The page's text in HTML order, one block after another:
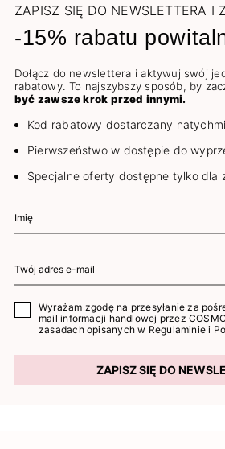
ZAPISZ SIĘ DO NEWSLETTERA I
-15% rabatu
Dołącz do newslettera i aktywuj swój
rabatowy. To najszybszy sposób, by
być zawsze krok przed innymi.
Kod rabatowy dostarczany
Pierwszeństwo w dostępie do
Specjalne oferty dostępne tylko dla
Wyrażam zgodę na przesyłanie za
mail informacji handlowej przez
zasadach opisanych w Regulaminie i
ZAPISZ SIĘ DO